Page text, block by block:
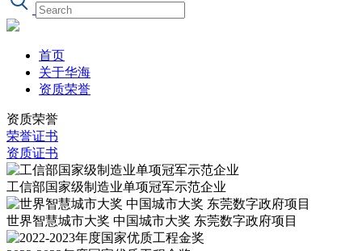
首页
关于华海
资质荣誉
资质荣誉
荣誉证书
资质证书
工信部国家级制造业单项冠军示范企业
世界智慧城市大奖 中国城市大奖 东莞数字政府项目